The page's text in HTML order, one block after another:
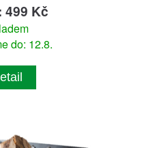
499 Kč
do: 12.8.